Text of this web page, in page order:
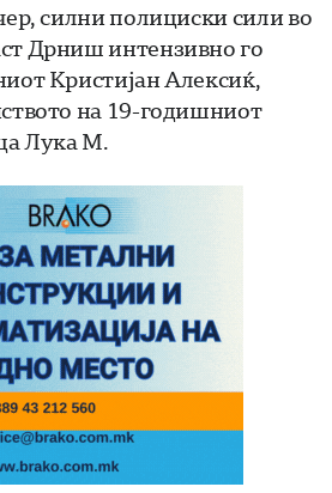
силни полициски сили во
Дрниш интензивно го
Кристијан Алексиќ,
на 19-годишниот
Лука М.